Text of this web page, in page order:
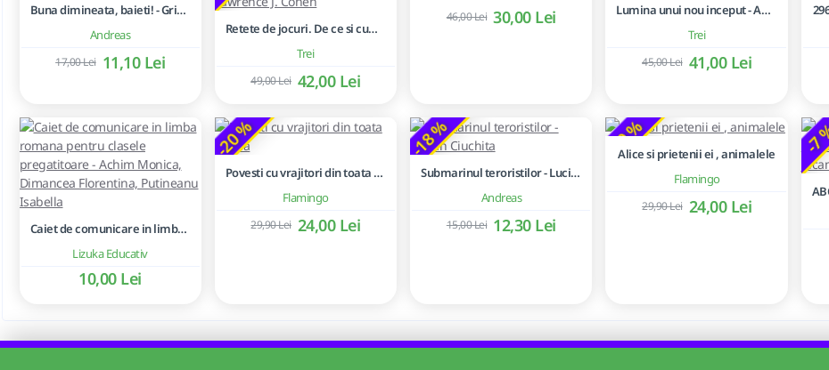
Andreas
Buna dimineata, baieti! - Grigore Bajenaru
11,10 Lei
17,00 Lei
Trei
Retete de jocuri. De ce si cum sa te joci cu copilul tau - Lawrence J. Cohen
42,00 Lei
49,00 Lei
30,00 Lei
46,00 Lei
Trei
Lumina unui nou inceput - Agnès Martin-Lugand
41,00 Lei
45,00 Lei
Lizuka Educativ
Caiet de comunicare in limba romana pentru clasele pregatitoare - Achim Monica, Dimancea Florentina, Putineanu Isabella
10,00 Lei
-20 %
Flamingo
Povesti cu vrajitori din toata lumea
24,00 Lei
29,90 Lei
-18 %
Andreas
Submarinul teroristilor - Lucian Ciuchita
12,30 Lei
15,00 Lei
-20 %
Flamingo
Alice si prietenii ei , animalele
24,00 Lei
29,90 Lei
-7